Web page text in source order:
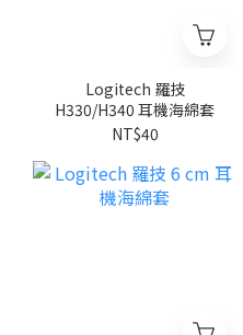
Logitech 羅技
H330/H340 耳機海綿套
NT$40